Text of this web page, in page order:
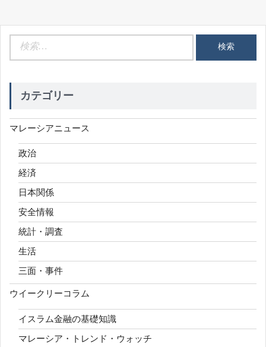
ョ
ン
カテゴリー
マレーシアニュース
政治
経済
日本関係
安全情報
統計・調査
生活
三面・事件
ウイークリーコラム
イスラム金融の基礎知識
マレーシア・トレンド・ウォッチ